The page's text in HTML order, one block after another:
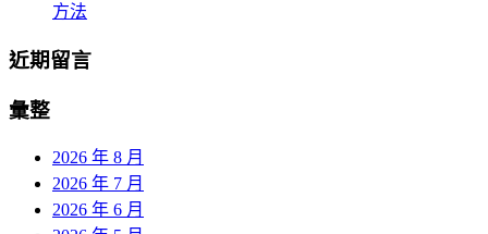
方法
近期留言
彙整
2026 年 8 月
2026 年 7 月
2026 年 6 月